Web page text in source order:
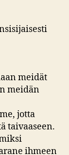
meidät
meidän
jotta
taivaaseen.
ihmeen